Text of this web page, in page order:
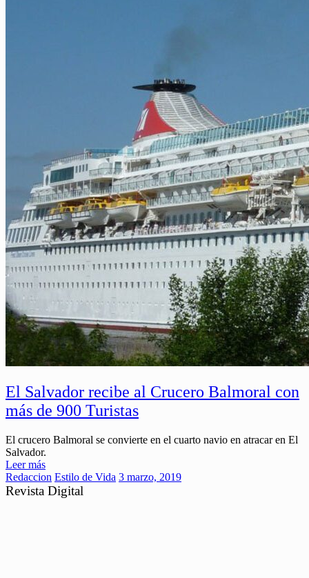
El Salvador recibe al Crucero Balmoral con
más de 900 Turistas
El crucero Balmoral se convierte en el cuarto navio en atracar en El
Salvador.
Leer más
Redaccion Estilo de Vida 3 marzo, 2019
Revista Digital